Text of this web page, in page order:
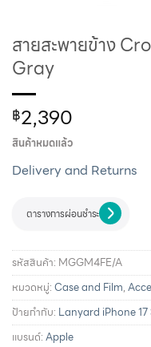
สายสะพายข้าง
Gray
฿2,390
สินค้าหมดแล้ว
Delivery and Returns
ตารางการผ่อนชำระ
รหัสสินค้า: MGGM4FE/A
หมวดหมู่:Case and Film,
ป้ายกำกับ: Lanyard iPhone 17
แบรนด์:Apple